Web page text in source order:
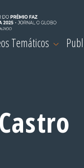
Temáticos